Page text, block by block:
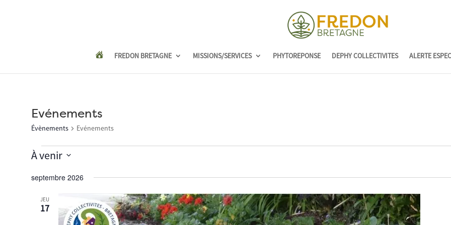
FREDON BRETAGNE MISSIONS/SERVICES PHYTOREPONSE DEPHY COLLECTIVITES ALERTE
Evénements
Évènements Evénements
Évènements
À venir
une
septembre 2026
JEU
17